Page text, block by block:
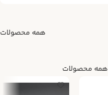
همه محصولات
همه محصولات